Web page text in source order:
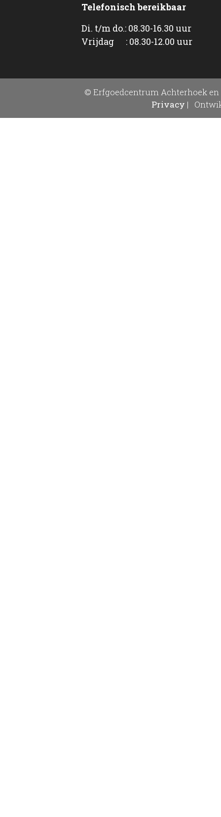
Telefonisch bereikbaar
Di. t/m do.: 08.30-16.30 uur
Vrijdag : 08.30-12.00 uur
© Erfgoedcentrum Achterhoek en
Privacy |